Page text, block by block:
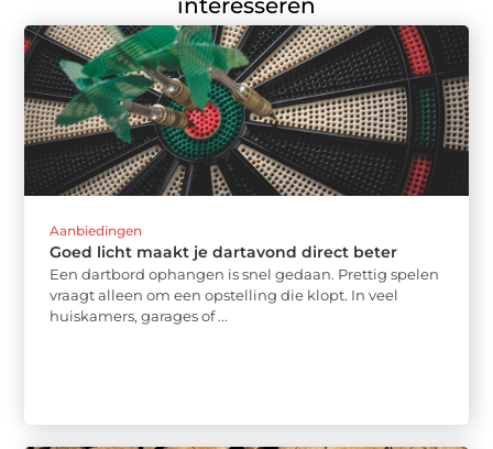
interesseren
Aanbiedingen
Goed licht maakt je dartavond direct beter
Een dartbord ophangen is snel gedaan. Prettig spelen
vraagt alleen om een opstelling die klopt. In veel
huiskamers, garages of ...